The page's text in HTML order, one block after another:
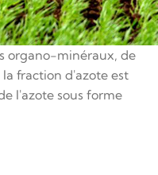
organo-minéraux, de
fraction d'azote est
l'azote sous forme